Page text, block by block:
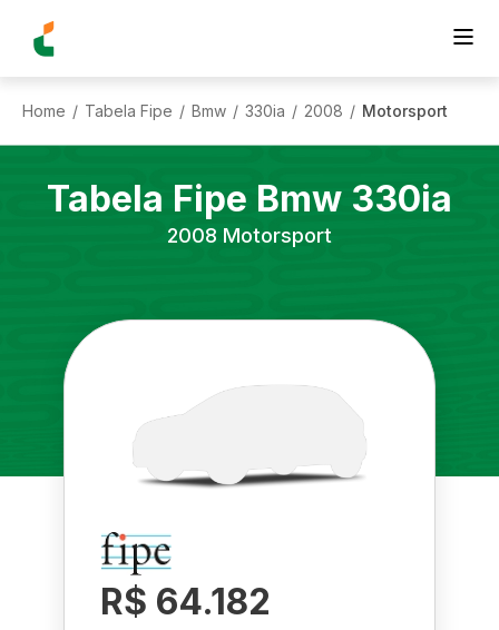
Home / Tabela Fipe / Bmw / 330ia / 2008 / Motorsport
Tabela Fipe Bmw 330ia
2008 Motorsport
R$ 64.182